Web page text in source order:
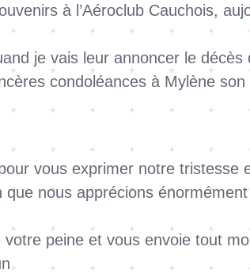
à l’Aéroclub Cauchois,
je vais leur annoncer le décès
condoléances à Mylène
vous exprimer notre
que nous apprécions
peine et vous envoie tout